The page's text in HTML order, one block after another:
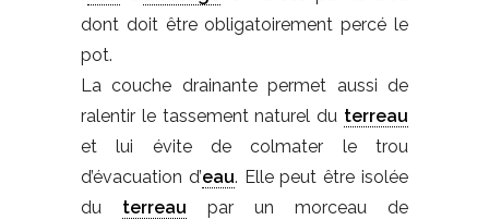
dont doit être obligatoirement percé le
pot.
La couche drainante permet aussi de
ralentir le tassement naturel du terreau
et lui évite de colmater le trou
d’évacuation d’eau. Elle peut être isolée
du terreau par un morceau de